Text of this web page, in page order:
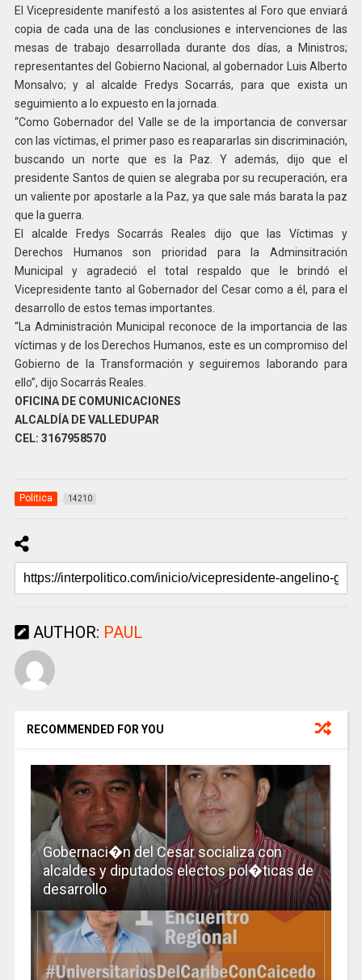
El Vicepresidente manifestó a los asistentes al Foro que enviará
copia de cada una de las conclusiones e intervenciones de las
mesas de trabajo desarrollada durante dos días, a Ministros;
representantes del Gobierno Nacional, al gobernador Luis Alberto
Monsalvo; y al alcalde Fredys Socarrás, para que exista un
seguimiento a lo expuesto en la jornada.
“Como Gobernador del Valle se de la importancia de conversar
con las víctimas, el primer paso es reapararlas sin discriminación,
buscando un norte que es la Paz. Y además, dijo que el
presidente Santos de quien se alegraba por su recuperación, era
un valiente por apostarle a la Paz, ya que sale más barata la paz
que la guerra.
El alcalde Fredys Socarrás Reales dijo que las Víctimas y
Derechos Humanos son prioridad para la Adminsitración
Municipal y agradeció el total respaldo que le brindó el
Vicepresidente tanto al Gobernador del Cesar como a él, para el
desarrollo de estos temas importantes.
“La Administración Municipal reconoce de la importancia de las
víctimas y de los Derechos Humanos, este es un compromiso del
Gobierno de la Transformación y seguiremos laborando para
ello”, dijo Socarrás Reales.
OFICINA DE COMUNICACIONES
ALCALDÍA DE VALLEDUPAR
CEL: 3167958570
Politica 14210
AUTHOR: PAUL
RECOMMENDED FOR YOU
Gobernaci�n del Cesar socializa con
alcaldes y diputados electos pol�ticas de
desarrollo